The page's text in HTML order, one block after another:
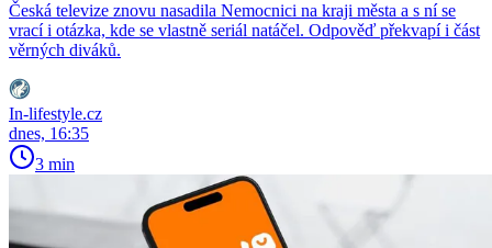
Česká televize znovu nasadila Nemocnici na kraji města a s ní se
vrací i otázka, kde se vlastně seriál natáčel. Odpověď překvapí i část
věrných diváků.
In-lifestyle.cz
dnes, 16:35
3 min